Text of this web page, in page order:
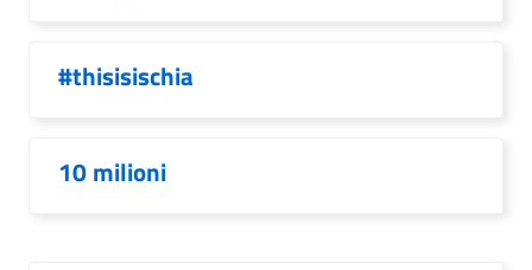
#thisisischia
10 milioni